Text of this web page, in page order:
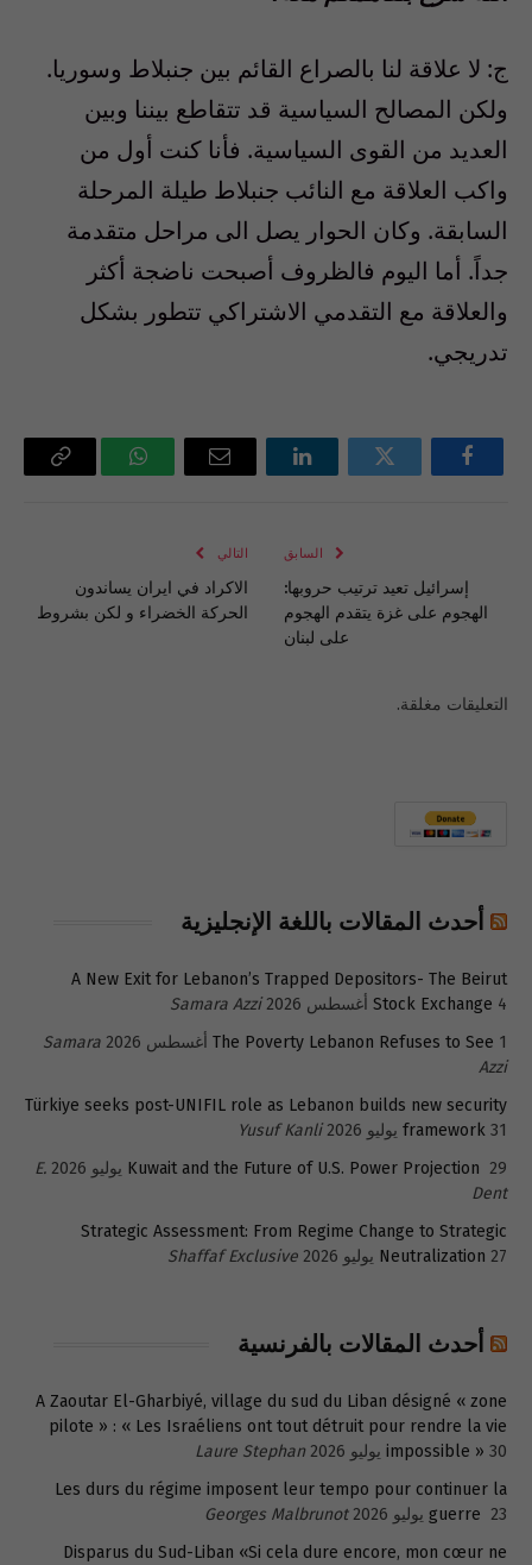
ج: لا علاقة لنا بالصراع القائم بين جنبلاط وسوريا.
ولكن المصالح السياسية قد تتقاطع بيننا وبين
العديد من القوى السياسية. فأنا كنت أول من
واكب العلاقة مع النائب جنبلاط طيلة المرحلة
السابقة. وكان الحوار يصل الى مراحل متقدمة
جداً. أما اليوم فالظروف أصبحت ناضجة أكثر
والعلاقة مع التقدمي الاشتراكي تتطور بشكل
تدريجي.
فيسبوك تويتر لينكدإن
البريد
واتساب Copy
السابق
إسرائيل تعيد ترتيب حروبها:
الهجوم على غزة يتقدم الهجوم
على لبنان
التالي
الاكراد في ايران يساندون
الحركة الخضراء و لكن بشروط
التعليقات مغلقة.
أحدث المقالات باللغة الإنجليزية
A New Exit for Lebanon’s Trapped Depositors- The Beirut
Stock Exchange 4 أغسطس 2026
Samara Azzi
The Poverty Lebanon Refuses to See 1 أغسطس 2026
Samara
Azzi
Türkiye seeks post-UNIFIL role as Lebanon builds new security
framework 31 يوليو 2026
Yusuf Kanli
Kuwait and the Future of U.S. Power Projection 29 يوليو 2026
E.
Dent
Strategic Assessment: From Regime Change to Strategic
Neutralization 27 يوليو 2026 Shaffaf Exclusive
أحدث المقالات بالفرنسية
A Zaoutar El-Gharbiyé, village du sud du Liban désigné « zone
pilote » : « Les Israéliens ont tout détruit pour rendre la vie
impossible » 30 يوليو 2026
Laure Stephan
Les durs du régime imposent leur tempo pour continuer la
guerre 23 يوليو 2026
Georges Malbrunot
Disparus du Sud-Liban «Si cela dure encore, mon cœur ne